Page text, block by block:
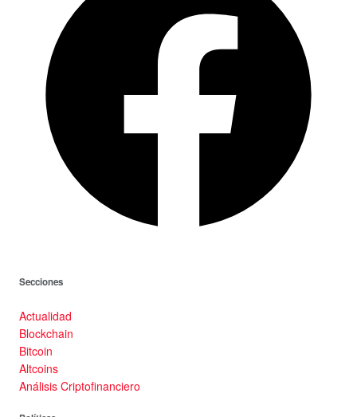
Secciones
Actualidad
Blockchain
Bitcoin
Altcoins
Análisis Criptofinanciero